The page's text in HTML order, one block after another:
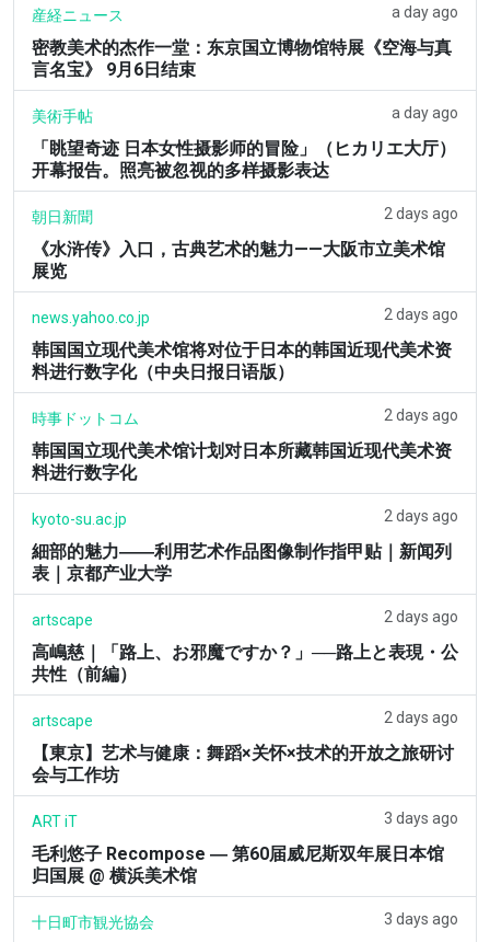
産経ニュース a day ago
密教美术的杰作一堂：东京国立博物馆特展《空海与真
言名宝》 9月6日结束
美術手帖 a day ago
「眺望奇迹 日本女性摄影师的冒险」（ヒカリエ大厅）
开幕报告。照亮被忽视的多样摄影表达
朝日新聞 2 days ago
《水浒传》入口，古典艺术的魅力——大阪市立美术馆
展览
news.yahoo.co.jp 2 days ago
韩国国立现代美术馆将对位于日本的韩国近现代美术资
料进行数字化（中央日报日语版）
時事ドットコム 2 days ago
韩国国立现代美术馆计划对日本所藏韩国近现代美术资
料进行数字化
kyoto-su.ac.jp 2 days ago
細部的魅力――利用艺术作品图像制作指甲贴｜新闻列
表｜京都产业大学
artscape 2 days ago
高嶋慈｜「路上、お邪魔ですか？」──路上と表現・公
共性（前編）
artscape 2 days ago
【東京】艺术与健康：舞蹈×关怀×技术的开放之旅研讨
会与工作坊
ART iT 3 days ago
毛利悠子 Recompose ― 第60届威尼斯双年展日本馆
归国展 @ 横浜美术馆
十日町市観光協会 3 days ago